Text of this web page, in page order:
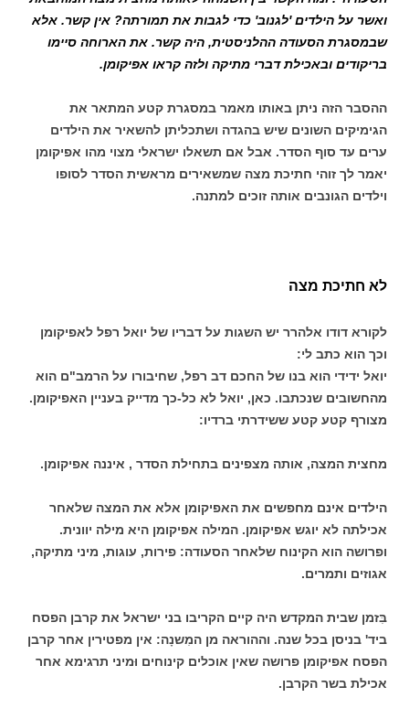
ואשר על הילדים 'לגנוב' כדי לגבות את תמורתה? אין קשר. אלא
שבמסגרת הסעודה ההלניסטית, היה קשר. את הארוחה סיימו
בריקודים ובאכילת דברי מתיקה ולזה קראו אפיקומן.
ההסבר הזה ניתן באותו מאמר במסגרת קטע המתאר את
הגימיקים השונים שיש בהגדה ושתכליתן להשאיר את הילדים
ערים עד סוף הסדר. אבל אם תשאלו ישראלי מצוי מהו אפיקומן
יאמר לך זוהי חתיכת מצה שמשאירים מראשית הסדר לסופו
וילדים הגונבים אותה זוכים למתנה.
לא חתיכת מצה
לקורא דודו אלהרר יש השגות על דבריו של יואל רפל לאפיקומן
וכך הוא כתב לי:
יואל ידידי הוא בנו של החכם דב רפל, שחיבורו על הרמב"ם הוא
מהחשובים שנכתבו. כאן, יואל לא כל-כך מדייק בעניין האפיקומן.
מצורף קטע קטע ששידרתי ברדיו:
מחצית המצה, אותה מצפינים בתחילת הסדר , איננה אפיקומן.
הילדים אינם מחפשים את האפיקומן אלא את המצה שלאחר
אכילתה לא יוגש אפיקומן. המילה אפיקומן היא מילה יוונית.
ופרושה הוא הקינוח שלאחר הסעודה: פירות, עוגות, מיני מתיקה,
אגוזים ותמרים.
בִּזמן שבית המקדש היה קיים הקריבו בני ישראל את קרבן הפסח
ביד' בניסן בכל שנה. וההוראה מן המִשנָה: אין מפטירין אחר קרבן
הפסח אפיקומן פרושה שאין אוכלים קינוחים וּמיני תרגימא אחר
אכילת בשר הקרבן.